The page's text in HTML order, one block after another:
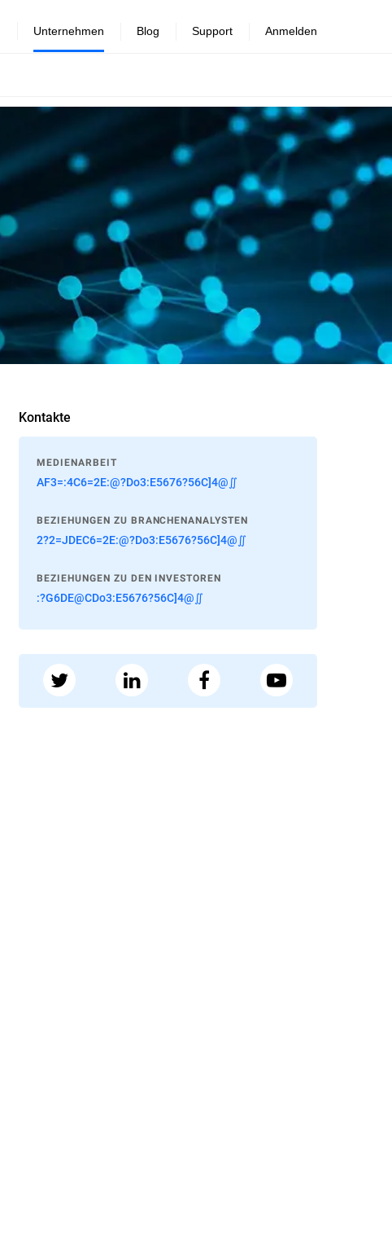
Unternehmen Blog Support Anmelden
Kontakte
MEDIENARBEIT
AF3=:4C6=2E:@?Do3:E5676?56C]4@∬
BEZIEHUNGEN ZU BRANCHENANALYSTEN
2?2=JDEC6=2E:@?Do3:E5676?56C]4@∬
BEZIEHUNGEN ZU DEN INVESTOREN
:?G6DE@CDo3:E5676?56C]4@∬